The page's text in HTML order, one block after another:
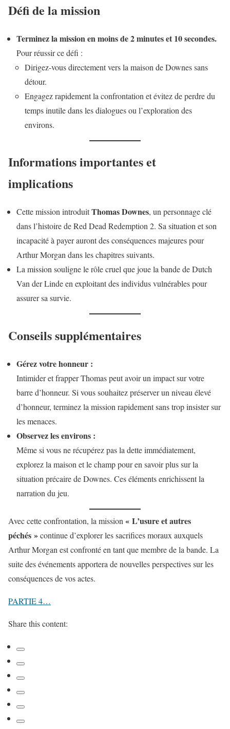
Défi de la mission
Terminez la mission en moins de 2 minutes et 10 secondes.
Pour réussir ce défi :
Dirigez-vous directement vers la maison de Downes sans
détour.
Engagez rapidement la confrontation et évitez de perdre du
temps inutile dans les dialogues ou l’exploration des
environs.
Informations importantes et
implications
Cette mission introduitThomas Downes, un personnage clé
dans l’histoire de Red Dead Redemption 2. Sa situation et son
incapacité à payer auront des conséquences majeures pour
Arthur Morgan dans les chapitres suivants.
La mission souligne le rôle cruel que joue la bande de Dutch
Van der Linde en exploitant des individus vulnérables pour
assurer sa survie.
Conseils supplémentaires
Gérez votre honneur :
Intimider et frapper Thomas peut avoir un impact sur votre
barre d’honneur. Si vous souhaitez préserver un niveau élevé
d’honneur, terminez la mission rapidement sans trop insister sur
les menaces.
Observez les environs :
Même si vous ne récupérez pas la dette immédiatement,
explorez la maison et le champ pour en savoir plus sur la
situation précaire de Downes. Ces éléments enrichissent la
narration du jeu.
Avec cette confrontation, la mission « L’usure et autres
péchés »continue d’explorer les sacrifices moraux auxquels
Arthur Morgan est confronté en tant que membre de la bande. La
suite des événements apportera de nouvelles perspectives sur les
conséquences de vos actes.
PARTIE 4…
Share this content: